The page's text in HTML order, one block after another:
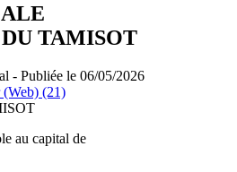
TAMISOT
- Publiée le 06/05/2026
(Web) (21)
au capital de